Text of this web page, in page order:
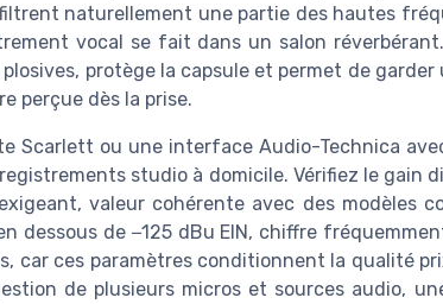
naturellement une partie des hautes
vocal se fait dans un salon
protège la capsule et permet de garder
perçue dès la prise.
Scarlett ou une interface Audio-Technica
studio à domicile. Vérifiez le gain
valeur cohérente avec des modèles
dessous de −125 dBu EIN, chiffre
car ces paramètres conditionnent la qualité
de plusieurs micros et sources audio,